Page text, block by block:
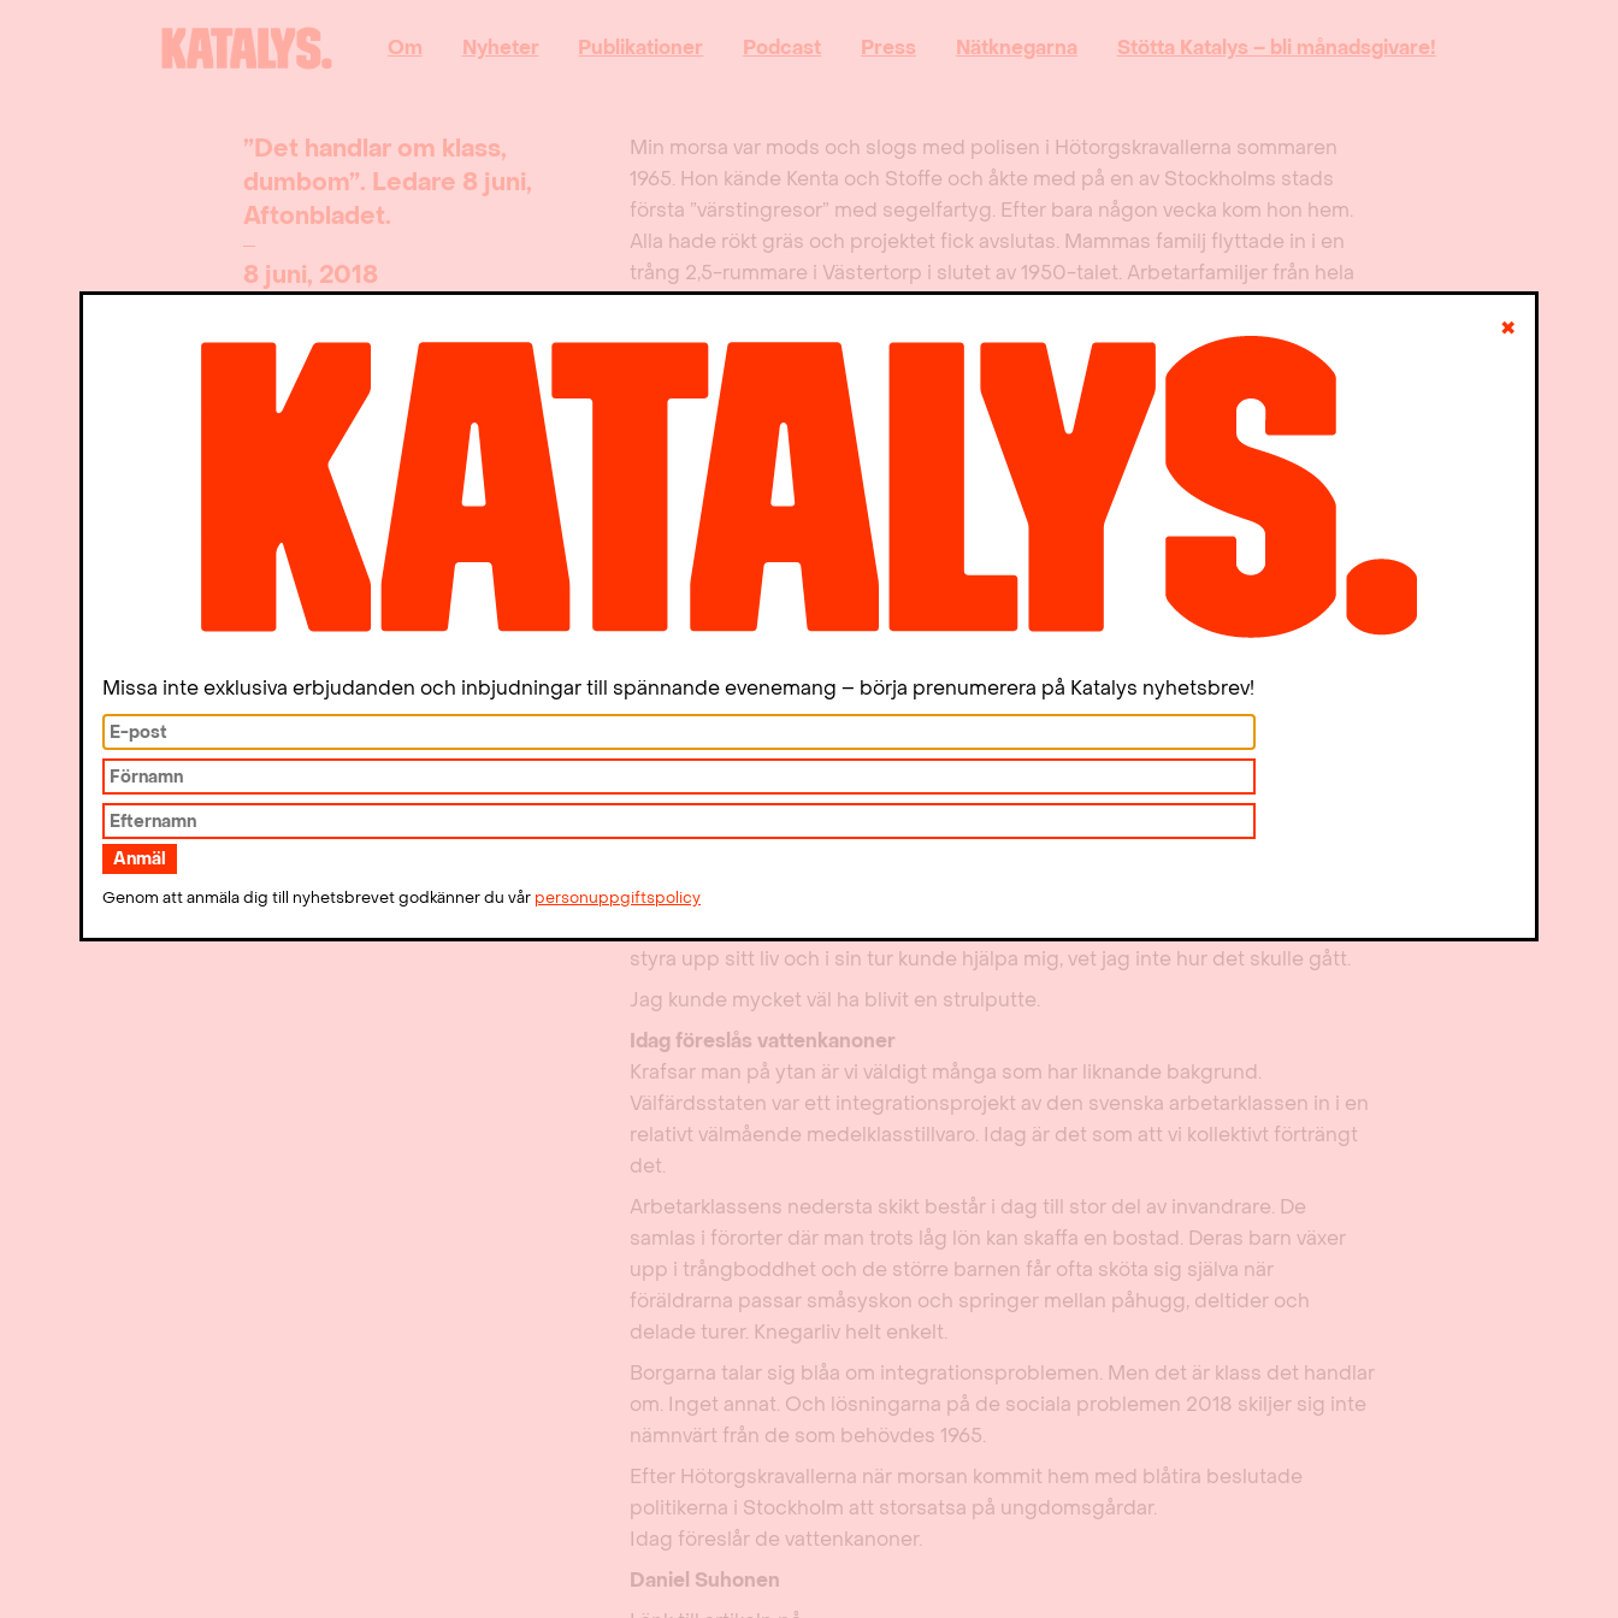
Om Nyheter Publikationer Podcast Press Nätknegarna Stötta Katalys – bli månadsgivare!
”Det handlar om klass,
dumbom”. Ledare 8 juni,
Aftonbladet.
8 juni, 2018
Min morsa var mods och slogs med polisen i Hötorgskravallerna sommaren
1965. Hon kände Kenta och Stoffe och åkte med på en av Stockholms stads
första ”värstingresor” med segelfartyg. Efter bara någon vecka kom hon hem.
Alla hade rökt gräs och projektet fick avslutas. Mammas familj flyttade in i en
trång 2,5-rummare i Västertorp i slutet av 1950-talet. Arbetarfamiljer från hela
ruffig miljö. Fyllan värmde mest och på 1960-talet var Västertorp en av
Stockholms stökigaste förorter.
Många fick det med tiden mycket bättre, trots att man från början inte alls var
särskilt skötsamma. Men efterkrigstiden formades av en politik för den
arbetarklass som på 1950-, 60- och 70-talen både fyllde och byggde de nya
lägenhetsbältena runt våra städer. Den stora inhemska migrationen, som
efterkrigstiden formades av, och de sociala problem som följde på deras
rotlöshet och avklippta familjeband, glöms lätt bort i dag.
Välfärdsstaten var ett integrationsprojekt
Min 70-åriga kompis på landet berättar ofta anekdoter om hur han betedde sig
lätt platsat på dagens rasistiska nätforum. Han var arbetskraftsinvandrare och
rådet från en arbetsterapeut att skriva in mig i den kommunala musikskolan
och låta mig spela klarinett så lossnade det rejält och böcker och skrivande
med mig tills det en kväll bara rann av sig självt. Utan det stödet, från ett
styra upp sitt liv och i sin tur kunde hjälpa mig, vet jag inte hur det skulle gått.
Jag kunde mycket väl ha blivit en strulputte.
Idag föreslås vattenkanoner
Krafsar man på ytan är vi väldigt många som har liknande bakgrund.
Välfärdsstaten var ett integrationsprojekt av den svenska arbetarklassen in i en
relativt välmående medelklasstillvaro. Idag är det som att vi kollektivt förträngt
det.
Arbetarklassens nedersta skikt består i dag till stor del av invandrare. De
samlas i förorter där man trots låg lön kan skaffa en bostad. Deras barn växer
upp i trångboddhet och de större barnen får ofta sköta sig själva när
föräldrarna passar småsyskon och springer mellan påhugg, deltider och
delade turer. Knegarliv helt enkelt.
Borgarna talar sig blåa om integrationsproblemen. Men det är klass det handlar
om. Inget annat. Och lösningarna på de sociala problemen 2018 skiljer sig inte
nämnvärt från de som behövdes 1965.
Efter Hötorgskravallerna när morsan kommit hem med blåtira beslutade
politikerna i Stockholm att storsatsa på ungdomsgårdar.
Idag föreslår de vattenkanoner.
Daniel Suhonen
✖
Missa inte exklusiva erbjudanden och inbjudningar till spännande evenemang – börja prenumerera på Katalys nyhetsbrev!
Genom att anmäla dig till nyhetsbrevet godkänner du vår personuppgiftspolicy